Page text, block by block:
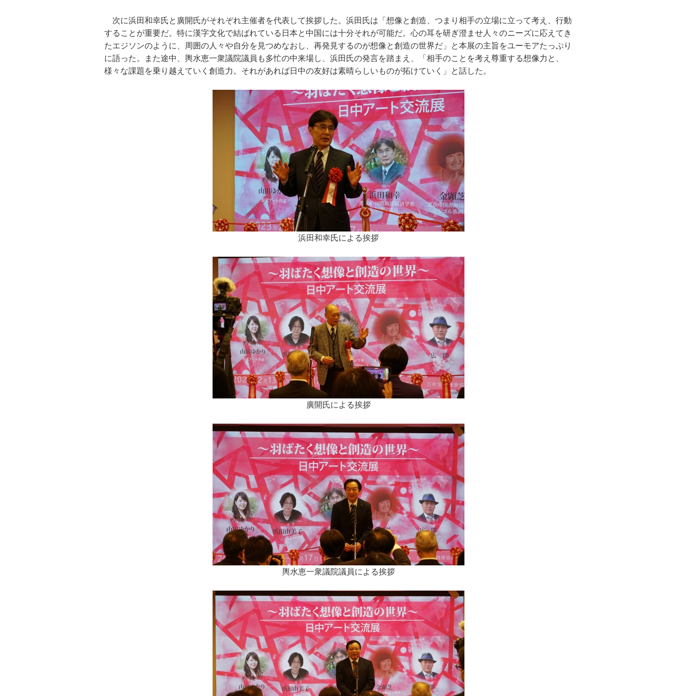
次に浜田和幸氏と廣開氏がそれぞれ主催者を代表して挨拶した。浜田氏は「想像と創造、つまり相手の立場に立って考え、行動
することが重要だ。特に漢字文化で結ばれている日本と中国には十分それが可能だ。心の耳を研ぎ澄ませ人々のニーズに応えてき
たエジソンのように、周囲の人々や自分を見つめなおし、再発見するのが想像と創造の世界だ」と本展の主旨をユーモアたっぷり
に語った。また途中、輿水恵一衆議院議員も多忙の中来場し、浜田氏の発言を踏まえ、「相手のことを考え尊重する想像力と、
様々な課題を乗り越えていく創造力。それがあれば日中の友好は素晴らしいものが拓けていく」と話した。
浜田和幸氏による挨拶
廣開氏による挨拶
輿水恵一衆議院議員による挨拶